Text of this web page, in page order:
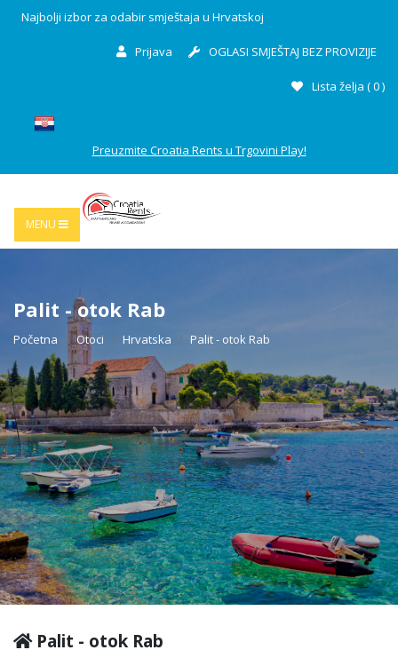
Najbolji izbor za odabir smještaja u Hrvatskoj
Prijava OGLASI SMJEŠTAJ BEZ PROVIZIJE
Lista želja (0)
Preuzmite Croatia Rents u Trgovini Play!
MENU
Palit - otok Rab
Početna Otoci Hrvatska Palit - otok Rab
Palit - otok Rab